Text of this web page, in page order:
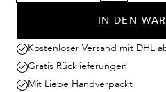
IN DEN
Kostenloser Versand mit DHL
Gratis Rücklieferungen
Mit Liebe Handverpackt